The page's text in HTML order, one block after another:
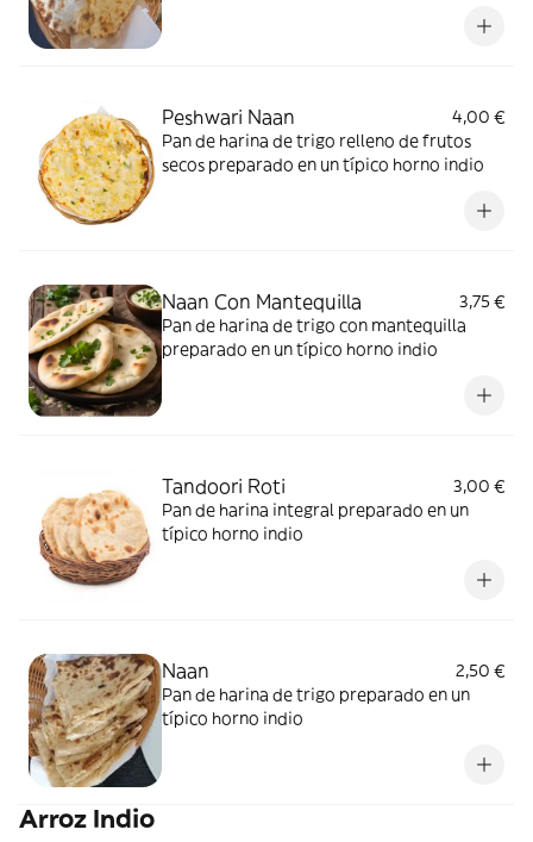
Peshwari Naan
4,00 €
Pan de harina de trigo relleno de frutos
secos preparado en un típico horno indio
Naan Con Mantequilla
3,75 €
Pan de harina de trigo con mantequilla
preparado en un típico horno indio
Tandoori Roti
3,00 €
Pan de harina integral preparado en un
típico horno indio
Naan
2,50 €
Pan de harina de trigo preparado en un
típico horno indio
Arroz Indio